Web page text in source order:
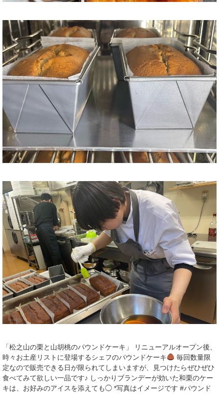
「松之山の栗と山胡桃のパウンドケーキ」 リニューアルオープン後、
時々お土産リストに登場するシェフのパウンドケーキ
毎回数量限
定なので販売できる日が限られてしまいますが、見つけたらぜひぜひ
食べてみて欲しい一品です♪ しっかりブランデーが効いた和栗のケー
キは、お好みのアイスを添えても◯ *写真はイメージです #パウンド